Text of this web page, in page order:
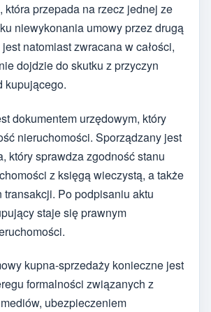
która przepada na rzecz jednej ze
niewykonania umowy przez drugą
natomiast zwracana w całości,
dojdzie do skutku z przyczyn
kupującego.
dokumentem urzędowym, który
nieruchomości. Sporządzany jest
który sprawdza zgodność stanu
z księgą wieczystą, a także
transakcji. Po podpisaniu aktu
staje się prawnym
kupna-sprzedaży konieczne jest
formalności związanych z
ubezpieczeniem